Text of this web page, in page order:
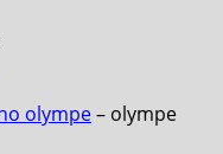
olympe– olympe